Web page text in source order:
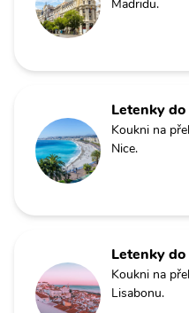
Madridu.
Letenky do
Koukni na
Nice.
Letenky
Koukni na
Lisabonu.